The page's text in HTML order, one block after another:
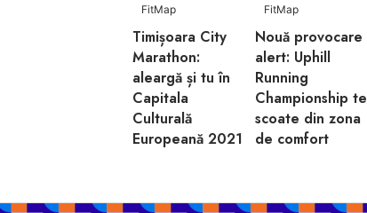
FitMap
Timișoara City
Marathon:
aleargă și tu în
Capitala
Culturală
Europeană 2021
FitMap
Nouă provocare
alert: Uphill
Running
Championship te
scoate din zona
de comfort